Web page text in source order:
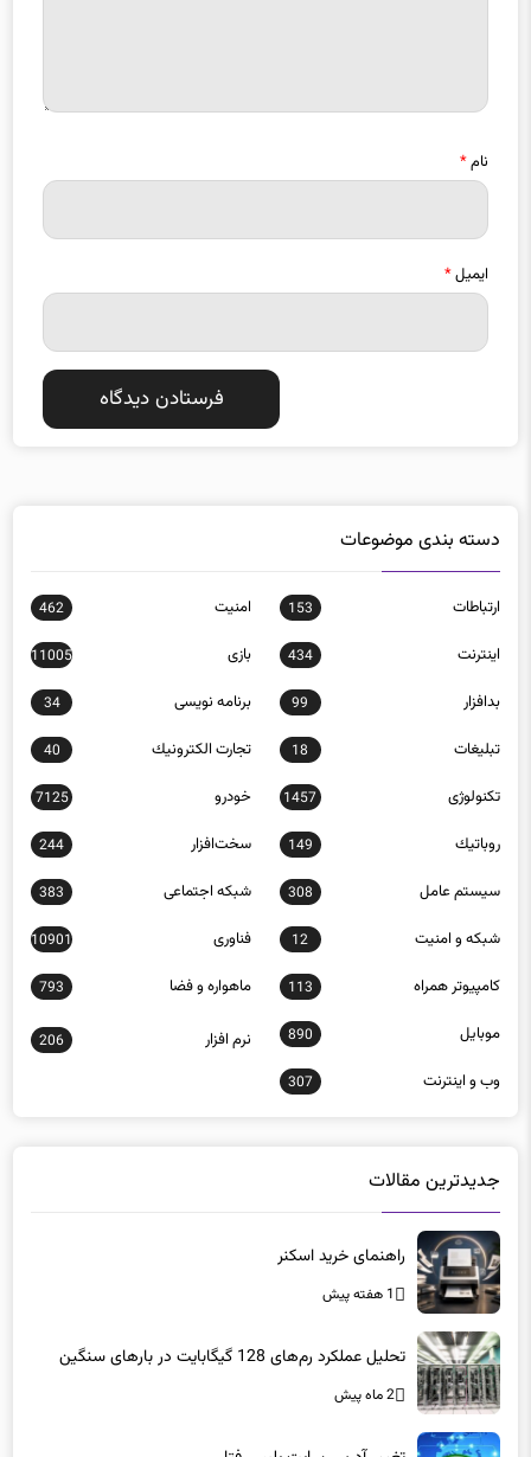
نام*
ایمیل*
دسته بندی موضوعات
ارتباطات 153 امنيت 462
اينترنت 434 بازی 11005
بدافزار 99 برنامه نويسی 34
تبلیغات 18 تجارت الكترونيك 40
تکنولوژی 1457 خودرو 7125
روباتيك 149 سخت‌افزار 244
سيستم عامل 308 شبكه اجتماعی 383
شبكه و امنيت 12 فناوری 10901
كامپيوتر همراه 113 ماهواره و فضا 793
موبايل 890 نرم افزار 206
وب و اينترنت 307
جدیدترین مقالات
راهنمای خرید اسکنر
1 هفته پیش
تحلیل عملکرد رم‌های 128 گیگابایت در بارهای سنگین
2 ماه پیش